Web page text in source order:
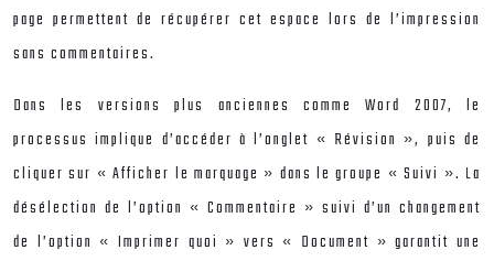
page permettent de récupérer cet espace lors de l’impression
sans commentaires.
Dans les versions plus anciennes comme Word 2007, le
processus implique d’accéder à l’onglet « Révision », puis de
cliquer sur « Afficher le marquage » dans le groupe « Suivi ». La
désélection de l’option « Commentaire » suivi d’un changement
de l’option « Imprimer quoi » vers « Document » garantit une